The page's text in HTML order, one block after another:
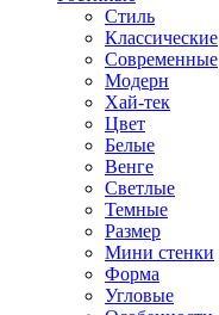
Стиль
Классические
Современные
Модерн
Хай-тек
Цвет
Белые
Венге
Светлые
Темные
Размер
Мини стенки
Форма
Угловые